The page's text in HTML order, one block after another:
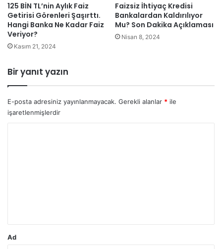
125 BİN TL’nin Aylık Faiz
Getirisi Görenleri Şaşırttı.
Hangi Banka Ne Kadar Faiz
Veriyor?
Kasım 21, 2024
Faizsiz İhtiyaç Kredisi
Bankalardan Kaldırılıyor
Mu? Son Dakika Açıklaması
Nisan 8, 2024
Bir yanıt yazın
E-posta adresiniz yayınlanmayacak. Gerekli alanlar * ile
işaretlenmişlerdir
Ad